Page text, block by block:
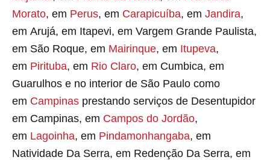
Morato, em Perus, em Carapicuíba, em Jandira,
em Arujá, em Itapevi, em Vargem Grande Paulista,
em São Roque, em Mairinque, em Itupeva,
em Pirituba, em Rio Claro, em Cumbica, em
Guarulhos e no interior de São Paulo como
em Campinas prestando serviços de Desentupidor
em Campinas, em Campos do Jordão,
em Lagoinha, em Pindamonhangaba, em
Natividade Da Serra, em Redenção Da Serra, em